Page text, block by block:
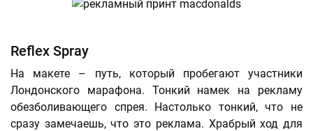
Reflex Spray
На макете – путь, который пробегают участники
Лондонского марафона. Тонкий намек на рекламу
обезболивающего спрея. Настолько тонкий, что не
сразу замечаешь, что это реклама. Храбрый ход для